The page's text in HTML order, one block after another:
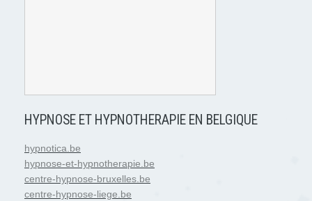
HYPNOSE ET HYPNOTHERAPIE EN BELGIQUE
hypnotica.be
hypnose-et-hypnotherapie.be
centre-hypnose-bruxelles.be
centre-hypnose-liege.be